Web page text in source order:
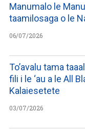
Manumalo le
taamilosaga o le
06/07/2026
To’avalu tama
fili i le ‘au a le All
Kalaiesetete
03/07/2026